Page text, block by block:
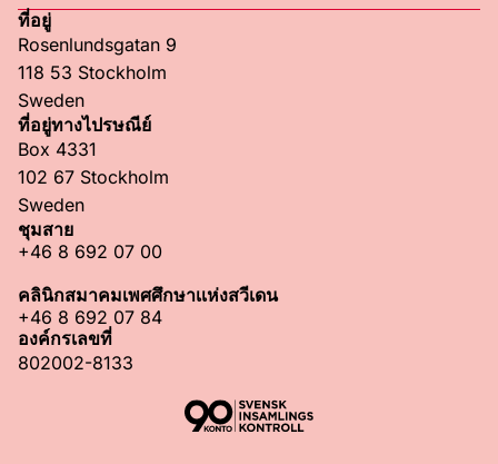
ที่อยู่
Rosenlundsgatan 9
118 53 Stockholm
Sweden
ที่อยู่ทางไปรษณีย์
Box 4331
102 67 Stockholm
Sweden
ชุมสาย
+46 8 692 07 00
คลินิกสมาคมเพศศึกษาเเห่งสวีเดน
+46 8 692 07 84
องค์กรเลขที่
802002-8133